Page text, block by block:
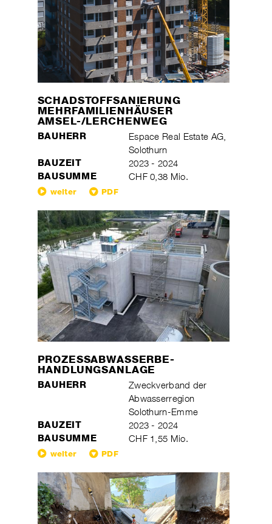
SCHADSTOFFSANIERUNG
MEHRFAMILIENHÄUSER
AMSEL-/LERCHENWEG
BAUHERR
Espace Real Estate AG,
Solothurn
BAUZEIT 2023 - 2024
BAUSUMME CHF 0,38 Mio.
weiter PDF
PROZESSABWASSERBE-
HANDLUNGSANLAGE
BAUHERR
Zweckverband der
Abwasserregion
Solothurn-Emme
BAUZEIT 2023 - 2024
BAUSUMME CHF 1,55 Mio.
weiter PDF